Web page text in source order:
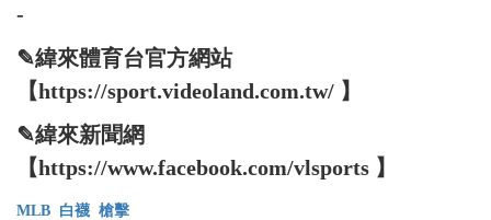
-
✎緯來體育台官方網站
【https://sport.videoland.com.tw/ 】
✎緯來新聞網
【https://www.facebook.com/vlsports 】
MLB 白襪 槍擊